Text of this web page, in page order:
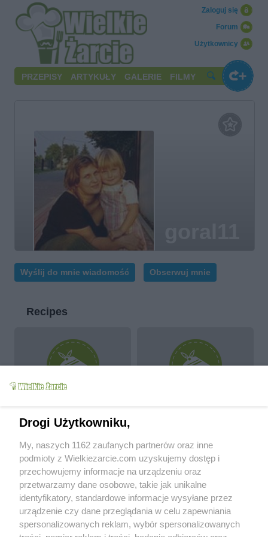
Użytkownicy
Forum
Zaloguj się
PRZEPISY ARTYKUŁY GALERIE FILMY
Wyślij do mnie wiadomość Obserwuj mnie
Recipes
7.5k 13 2
goral11
Parę słów o sobie
mmgorniccy@wp.pl
Od kiedy z nami:
2005-10-19
Drogi Użytkowniku,
My, naszych 1162 zaufanych partnerów oraz inne
podmioty z Wielkiezarcie.com uzyskujemy dostęp i
przechowujemy informacje na urządzeniu oraz
przetwarzamy dane osobowe, takie jak unikalne
identyfikatory, standardowe informacje wysyłane przez
urządzenie czy dane przeglądania w celu zapewniania
spersonalizowanych reklam, wybór spersonalizowanych